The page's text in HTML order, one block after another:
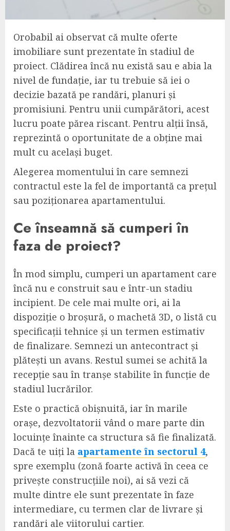
Orobabil ai observat că multe oferte
imobiliare sunt prezentate în stadiul de
proiect. Clădirea încă nu există sau e abia la
nivel de fundație, iar tu trebuie să iei o
decizie bazată pe randări, planuri și
promisiuni. Pentru unii cumpărători, acest
lucru poate părea riscant. Pentru alții însă,
reprezintă o oportunitate de a obține mai
mult cu același buget.
Alegerea momentului în care semnezi
contractul este la fel de importantă ca prețul
sau poziționarea apartamentului.
Ce înseamnă să cumperi în
faza de proiect?
În mod simplu, cumperi un apartament care
încă nu e construit sau e într-un stadiu
incipient. De cele mai multe ori, ai la
dispoziție o broșură, o machetă 3D, o listă cu
specificații tehnice și un termen estimativ
de finalizare. Semnezi un antecontract și
plătești un avans. Restul sumei se achită la
recepție sau în tranșe stabilite în funcție de
stadiul lucrărilor.
Este o practică obișnuită, iar în marile
orașe, dezvoltatorii vând o mare parte din
locuințe înainte ca structura să fie finalizată.
Dacă te uiți la apartamente în sectorul 4,
spre exemplu (zonă foarte activă în ceea ce
privește construcțiile noi), ai să vezi că
multe dintre ele sunt prezentate în faze
intermediare, cu termen clar de livrare și
randări ale viitorului cartier.